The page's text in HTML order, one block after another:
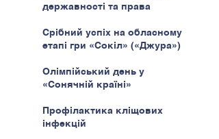
державності та права
Срібний успіх на обласному
етапі гри «Сокіл» («Джура»)
Олімпійський день у
«Сонячній країні»
Профілактика кліщових
інфекцій